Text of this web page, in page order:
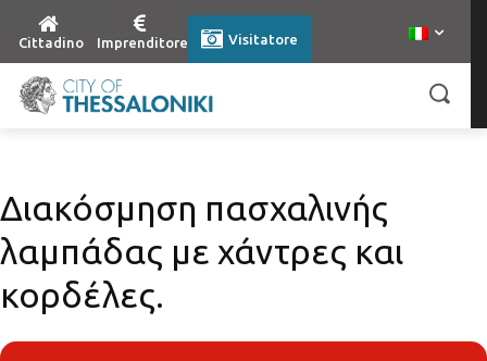
Cittadino Imprenditore Visitatore
Διακόσμηση πασχαλινής
λαμπάδας με χάντρες και
κορδέλες.